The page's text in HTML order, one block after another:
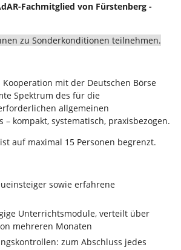
Fachmitglied von Fürstenberg -
zu Sonderkonditionen teilnehmen.
Kooperation mit der Deutschen Börse
Spektrum des für die
allgemeinen
– kompakt, systematisch, praxisbezogen.
auf maximal 15 Personen begrenzt.
sowie erfahrene
Unterrichtsmodule, verteilt über
mehreren Monaten
zum Abschluss jedes